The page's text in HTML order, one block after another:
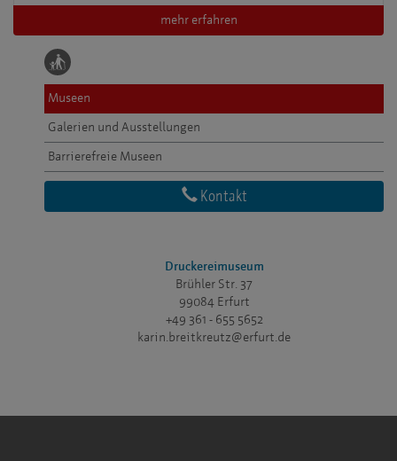
mehr erfahren
Museen
Galerien und Ausstellungen
Barrierefreie Museen
Kontakt
Druckereimuseum
Brühler Str. 37
99084 Erfurt
+49 361 - 655 5652
karin.breitkreutz@erfurt.de